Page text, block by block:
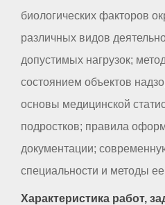
биологических факторов
различных видов
допустимых нагрузок;
состоянием объектов
основы медицинской
подростков; правила
документации;
специальности и методы
Характеристика работ,